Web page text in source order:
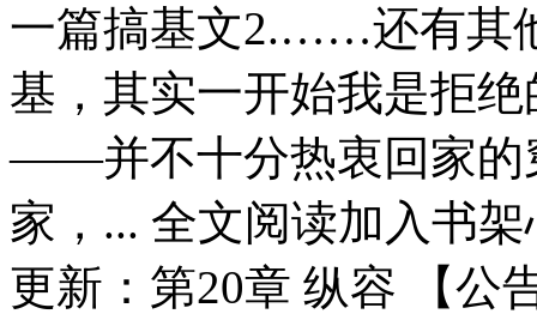
一篇搞基文2.……还有其
基，其实一开始我是拒
——并不十分热衷回家的
家，... 全文阅读加入书
更新：第20章 纵容 【公